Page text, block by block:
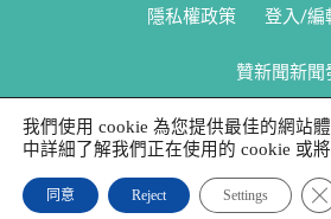
隱私權政策 登入/編
贊新聞新聞
我們使用 cookie 為您提供最佳的網站
中詳細了解我們正在使用的 cookie 或
同意 Reject Settings